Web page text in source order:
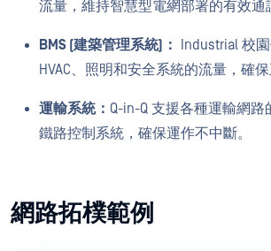
流量，維持智慧型電網部署的有效通
BMS (建築管理系統)：
Industrial 校
HVAC、照明和安全系統的流量，確
運輸系統： Q-in-Q 支援各種運輸網
鐵路控制系統，確保運作不中斷。
網路拓樸範例